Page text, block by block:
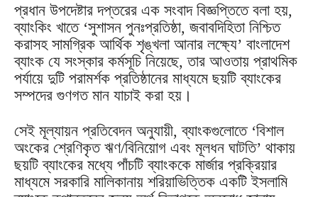
প্রধান উপদেষ্টার দপ্তরের এক সংবাদ বিজ্ঞপ্তিতে বলা হয়,
ব্যাংকিং খাতে ‘সুশাসন পুনঃপ্রতিষ্ঠা, জবাবদিহিতা নিশ্চিত
করাসহ সামগ্রিক আর্থিক শৃঙ্খলা আনার লক্ষ্যে’ বাংলাদেশ
ব্যাংক যে সংস্কার কর্মসূচি নিয়েছে, তার আওতায় প্রাথমিক
পর্যায়ে দুটি পরামর্শক প্রতিষ্ঠানের মাধ্যমে ছয়টি ব্যাংকের
সম্পদের গুণগত মান যাচাই করা হয়।
সেই মূল্যায়ন প্রতিবেদন অনুযায়ী, ব্যাংকগুলোতে ‘বিশাল
অংকের শ্রেণিকৃত ঋণ/বিনিয়োগ এবং মূলধন ঘাটতি’ থাকায়
ছয়টি ব্যাংকের মধ্যে পাঁচটি ব্যাংককে মার্জার প্রক্রিয়ার
মাধ্যমে সরকারি মালিকানায় শরিয়াভিত্তিক একটি ইসলামি